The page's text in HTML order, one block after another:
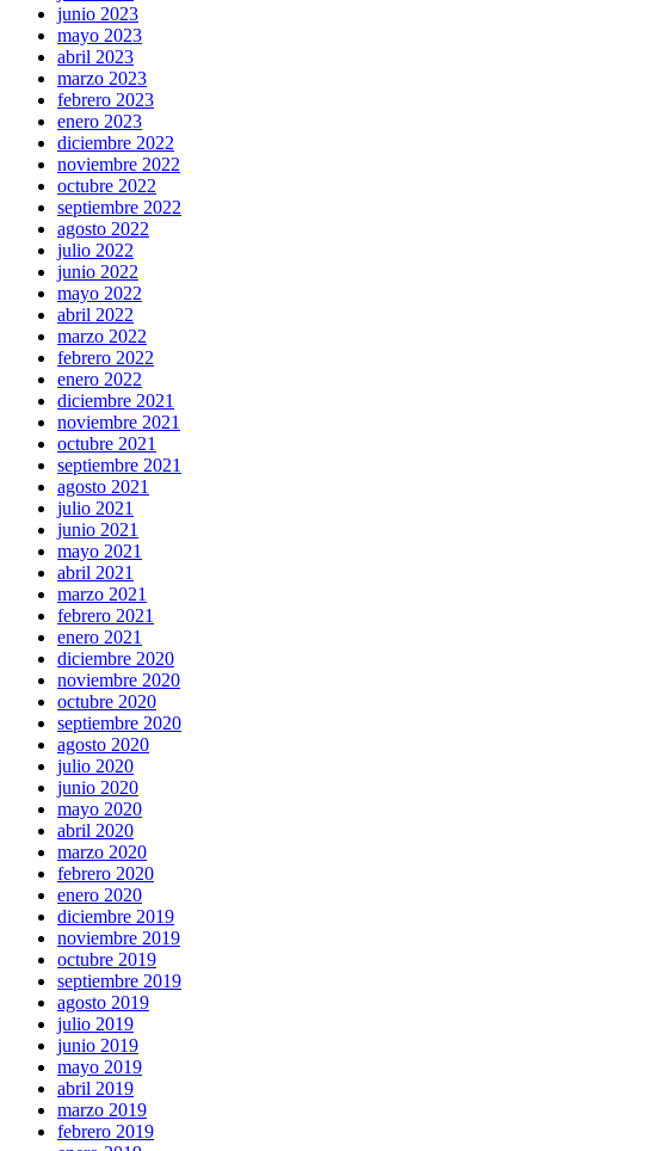
junio 2023
mayo 2023
abril 2023
marzo 2023
febrero 2023
enero 2023
diciembre 2022
noviembre 2022
octubre 2022
septiembre 2022
agosto 2022
julio 2022
junio 2022
mayo 2022
abril 2022
marzo 2022
febrero 2022
enero 2022
diciembre 2021
noviembre 2021
octubre 2021
septiembre 2021
agosto 2021
julio 2021
junio 2021
mayo 2021
abril 2021
marzo 2021
febrero 2021
enero 2021
diciembre 2020
noviembre 2020
octubre 2020
septiembre 2020
agosto 2020
julio 2020
junio 2020
mayo 2020
abril 2020
marzo 2020
febrero 2020
enero 2020
diciembre 2019
noviembre 2019
octubre 2019
septiembre 2019
agosto 2019
julio 2019
junio 2019
mayo 2019
abril 2019
marzo 2019
febrero 2019